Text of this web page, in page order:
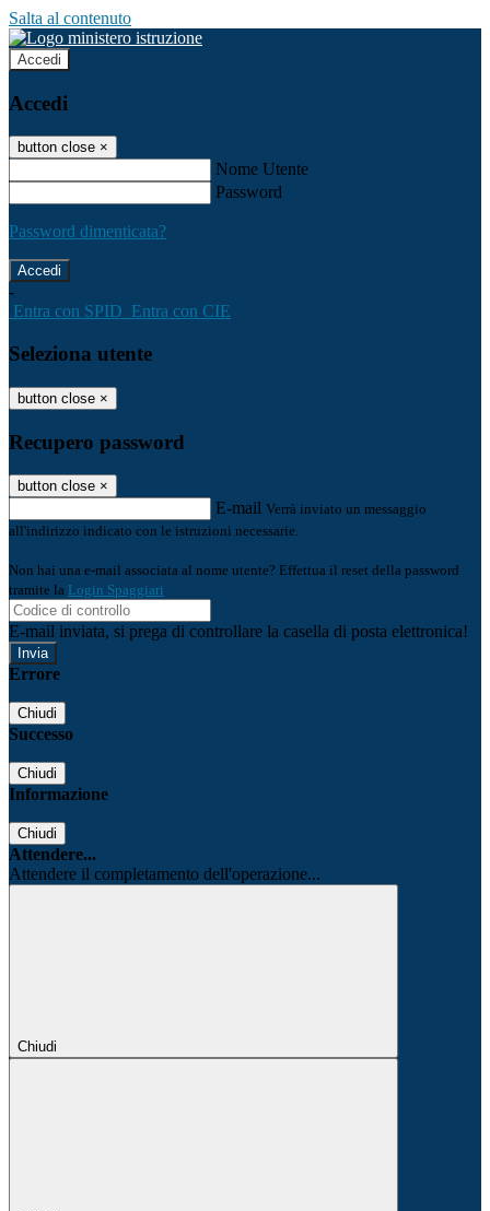
Salta al contenuto
Accedi
Accedi
button close ×
Nome Utente
Password
Password dimenticata?
-
Entra con SPID Entra con CIE
Seleziona utente
button close ×
Recupero password
button close ×
E-mail Verrà inviato un messaggio
all'indirizzo indicato con le istruzioni necessarie.
Non hai una e-mail associata al nome utente? Effettua il reset della password
tramite la Login Spaggiari
E-mail inviata, si prega di controllare la casella di posta elettronica!
Errore
Chiudi
Successo
Chiudi
Informazione
Chiudi
Attendere...
Attendere il completamento dell'operazione...
Chiudi